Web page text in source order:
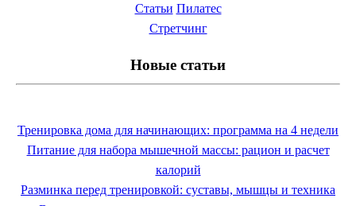
Статьи Пилатес
Cтретчинг
Новые статьи
Тренировка дома для начинающих: программа на 4 недели
Питание для набора мышечной массы: рацион и расчет
калорий
Разминка перед тренировкой: суставы, мышцы и техника